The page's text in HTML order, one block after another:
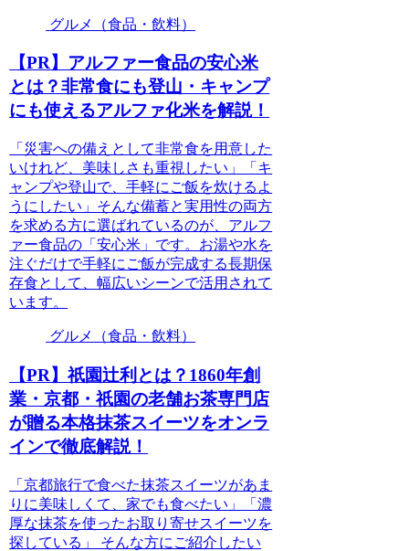
グルメ（食品・飲料）
【PR】アルファー食品の安心米
とは？非常食にも登山・キャンプ
にも使えるアルファ化米を解説！
「災害への備えとして非常食を用意した
いけれど、美味しさも重視したい」「キ
ャンプや登山で、手軽にご飯を炊けるよ
うにしたい」そんな備蓄と実用性の両方
を求める方に選ばれているのが、アルフ
ァー食品の「安心米」です。お湯や水を
注ぐだけで手軽にご飯が完成する長期保
存食として、幅広いシーンで活用されて
います。
グルメ（食品・飲料）
【PR】祇園辻利とは？1860年創
業・京都・祇園の老舗お茶専門店
が贈る本格抹茶スイーツをオンラ
インで徹底解説！
「京都旅行で食べた抹茶スイーツがあま
りに美味しくて、家でも食べたい」「濃
厚な抹茶を使ったお取り寄せスイーツを
探している」 そんな方にご紹介したい